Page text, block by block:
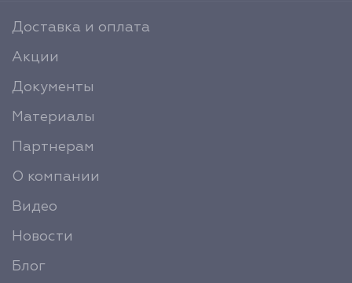
Доставка и оплата
Акции
Документы
Материалы
Партнерам
О компании
Видео
Новости
Блог